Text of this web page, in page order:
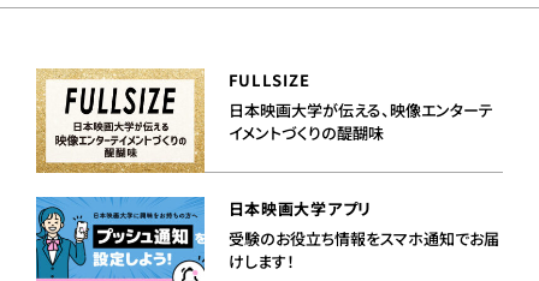
FULLSIZE
日本映画大学が伝える、映像エンターテ
イメントづくりの醍醐味
日本映画大学アプリ
受験のお役立ち情報をスマホ通知でお届
けします！